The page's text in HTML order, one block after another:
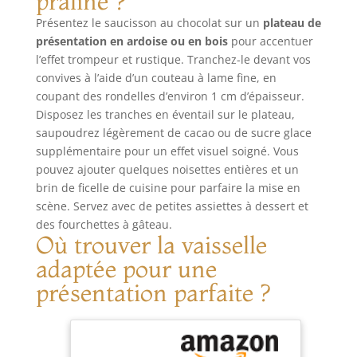
% d’amandes et de
26,05 % de
noisettes
soigneusement
sélectionnées. Un
mélange de
noisettes et
d’amandes idéal
pour apporter une
touche ultra
gourmande à vos
desserts et
conservateur.
- Mélangez la pâte
avant utilisation
refermable de 200
entremets,
ganaches, cakes,
bûches de Noël,
macarons,
cupcakes, muffins,
éclairs, brownies,
cookies, chocolats,
mousses, glaces,
yaourts… ses
possibilités sont
infinies ! ARÔME
DE NOISETTES
pâte alimentaire
de qualité
professionnelle est
composée de
sélectionnées.
Présentez le saucisson au chocolat sur un plateau de
présentation en ardoise ou en boispour accentuer
l’effet trompeur et rustique. Tranchez-le devant vos
convives à l’aide d’un couteau à lame fine, en
coupant des rondelles d’environ 1 cm d’épaisseur.
Disposez les tranches en éventail sur le plateau,
saupoudrez légèrement de cacao ou de sucre glace
supplémentaire pour un effet visuel soigné. Vous
pouvez ajouter quelques noisettes entières et un
brin de ficelle de cuisine pour parfaire la mise en
scène. Servez avec de petites assiettes à dessert et
des fourchettes à gâteau.
Où trouver la vaisselle
adaptée pour une
présentation parfaite ?